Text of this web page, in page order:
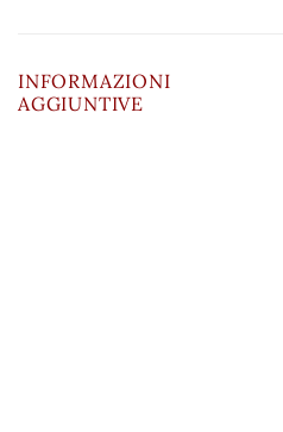
INFORMAZIONI
AGGIUNTIVE